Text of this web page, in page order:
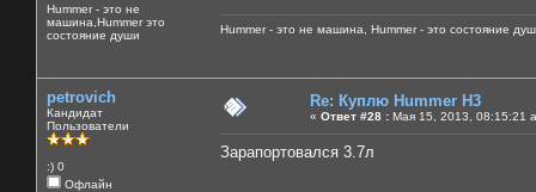
Hummer - это не
машина,Hummer это
состояние души
Hummer - это не машина, Hummer - это состояние
petrovich
Кандидат
Пользователи
:) 0
Офлайн
Re: Куплю Hummer H3
« Ответ #28 : Мая 15, 2013, 08:15:21
Зарапортовался 3.7л